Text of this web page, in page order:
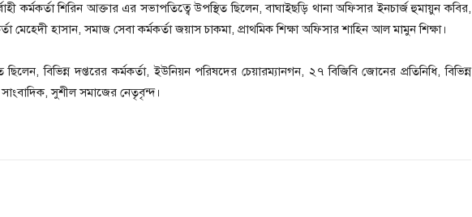
কর্মকর্তা শিরিন আক্তার এর সভাপতিত্বে উপস্থিত ছিলেন, বাঘাইছড়ি থানা অফিসার ইনচার্জ হুমায়ুন কবির,
মেহেদী হাসান, সমাজ সেবা কর্মকর্তা জয়াস চাকমা, প্রাথমিক শিক্ষা অফিসার শাহিন আল মামুন শিক্ষা।
বিভিন্ন দপ্তরের কর্মকর্তা, ইউনিয়ন পরিষদের চেয়ারম্যানগন, ২৭ বিজিবি জোনের প্রতিনিধি, বিভিন্ন
সাংবাদিক, সুশীল সমাজের নেতৃবৃন্দ।